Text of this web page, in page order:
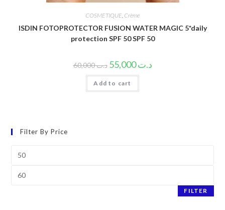
COSMETIQUE, Crème
ISDIN FOTOPROTECTOR FUSION WATER MAGIC 5*daily
protection SPF 50 SPF 50
د.ت60,000 د.ت55,000
Add to cart
Filter By Price
FILTER